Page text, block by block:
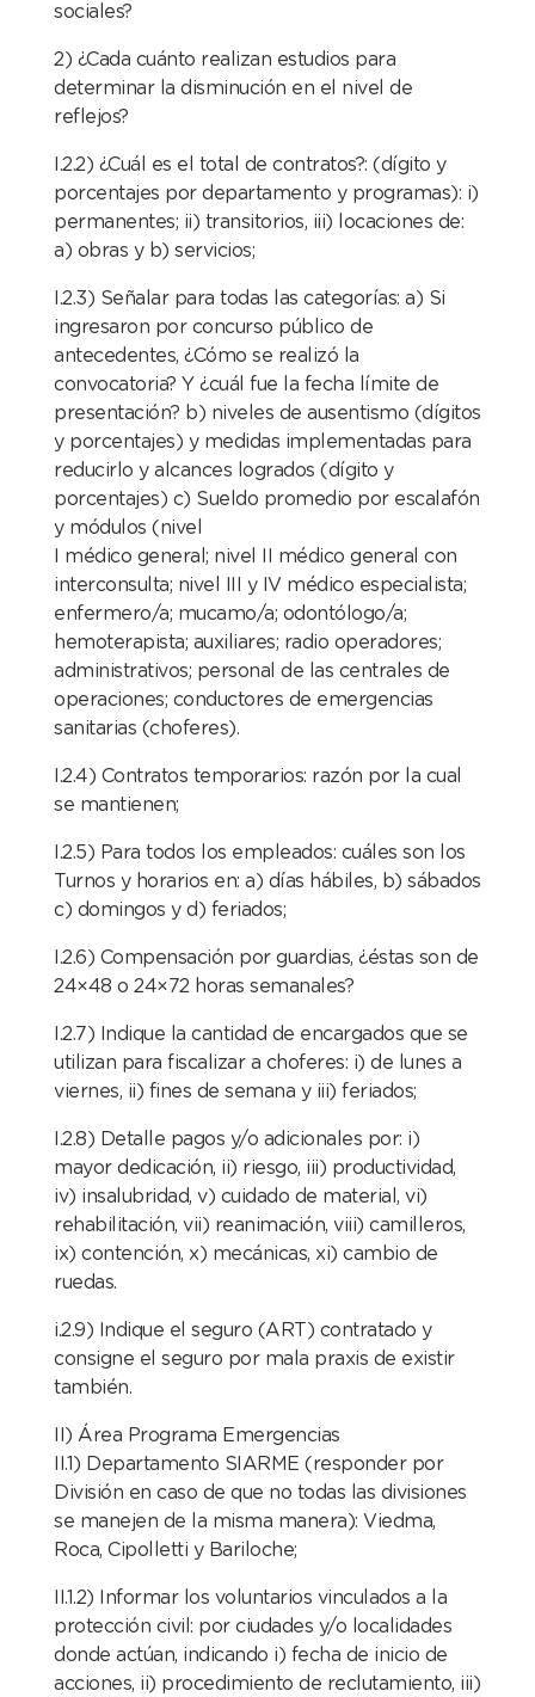
sociales?
2) ¿Cada cuánto realizan estudios para
determinar la disminución en el nivel de
reflejos?
I.2.2) ¿Cuál es el total de contratos?: (dígito y
porcentajes por departamento y programas): i)
permanentes; ii) transitorios, iii) locaciones de:
a) obras y b) servicios;
I.2.3) Señalar para todas las categorías: a) Si
ingresaron por concurso público de
antecedentes, ¿Cómo se realizó la
convocatoria? Y ¿cuál fue la fecha límite de
presentación? b) niveles de ausentismo (dígitos
y porcentajes) y medidas implementadas para
reducirlo y alcances logrados (dígito y
porcentajes) c) Sueldo promedio por escalafón
y módulos (nivel
I médico general; nivel II médico general con
interconsulta; nivel III y IV médico especialista;
enfermero/a; mucamo/a; odontólogo/a;
hemoterapista; auxiliares; radio operadores;
administrativos; personal de las centrales de
operaciones; conductores de emergencias
sanitarias (choferes).
I.2.4) Contratos temporarios: razón por la cual
se mantienen;
I.2.5) Para todos los empleados: cuáles son los
Turnos y horarios en: a) días hábiles, b) sábados
c) domingos y d) feriados;
I.2.6) Compensación por guardias, ¿éstas son de
24×48 o 24×72 horas semanales?
I.2.7) Indique la cantidad de encargados que se
utilizan para fiscalizar a choferes: i) de lunes a
viernes, ii) fines de semana y iii) feriados;
I.2.8) Detalle pagos y/o adicionales por: i)
mayor dedicación, ii) riesgo, iii) productividad,
iv) insalubridad, v) cuidado de material, vi)
rehabilitación, vii) reanimación, viii) camilleros,
ix) contención, x) mecánicas, xi) cambio de
ruedas.
i.2.9) Indique el seguro (ART) contratado y
consigne el seguro por mala praxis de existir
también.
II) Área Programa Emergencias
II.1) Departamento SIARME (responder por
División en caso de que no todas las divisiones
se manejen de la misma manera): Viedma,
Roca, Cipolletti y Bariloche;
II.1.2) Informar los voluntarios vinculados a la
protección civil: por ciudades y/o localidades
donde actúan, indicando i) fecha de inicio de
acciones, ii) procedimiento de reclutamiento, iii)